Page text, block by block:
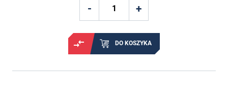
DO KOSZYKA